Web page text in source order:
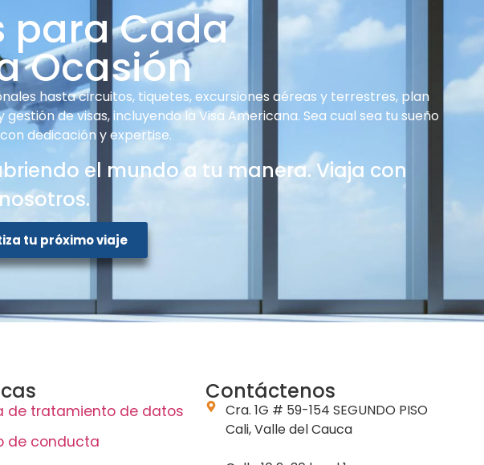
para Cada
Ocasión
hasta circuitos, tiquetes, excursiones aéreas y terrestres, plan
de visas, incluyendo la Visa Americana. Sea cual sea tu sueño
dedicación y expertise.
el mundo a tu manera. Viaja con
tu próximo viaje
de tratamiento de datos
de conducta
Contáctenos
Cra. 1G # 59-154 SEGUNDO PISO
Cali, Valle del Cauca